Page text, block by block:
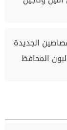
الجديدة
المحافظ